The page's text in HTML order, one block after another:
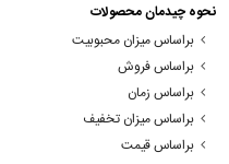
نحوه چیدمان محصولات
براساس میزان محبوبیت
براساس فروش
براساس زمان
براساس میزان تخفیف
براساس قیمت